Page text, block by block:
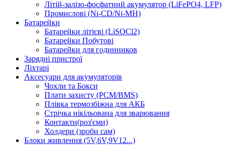
Літій-залізо-фосфатний акумулятор (LiFePO4, LFP)
Промислові (Ni-CD/Ni-MH)
Батарейки
Батарейки літієві (LiSOCl2)
Батарейки Побутові
Батарейки для годинников
Зарядні пристрої
Ліхтарі
Аксесуари для акумуляторів
Чохли та Бокси
Плати захисту (PCM/BMS)
Плівка термозбіжна для АКБ
Стрічка нікільована для зварювання
Контакти(роз'єми)
Холдери (зроби сам)
Блоки живлення (5V,6V,9V12...)